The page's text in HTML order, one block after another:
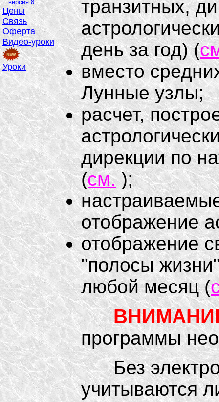
версия 8
Цены
Связь
Оферта
Видео-уроки
Уроки
транзитных,
день за год) (
вместо
Лунные узлы;
расчет,
дирекции по
(см.);
отображение
отображение
"полосы
любой месяц (
программы
Без
учитываются